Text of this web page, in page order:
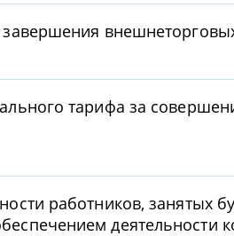
завершения
тарифа за
работников, занятых
деятельности